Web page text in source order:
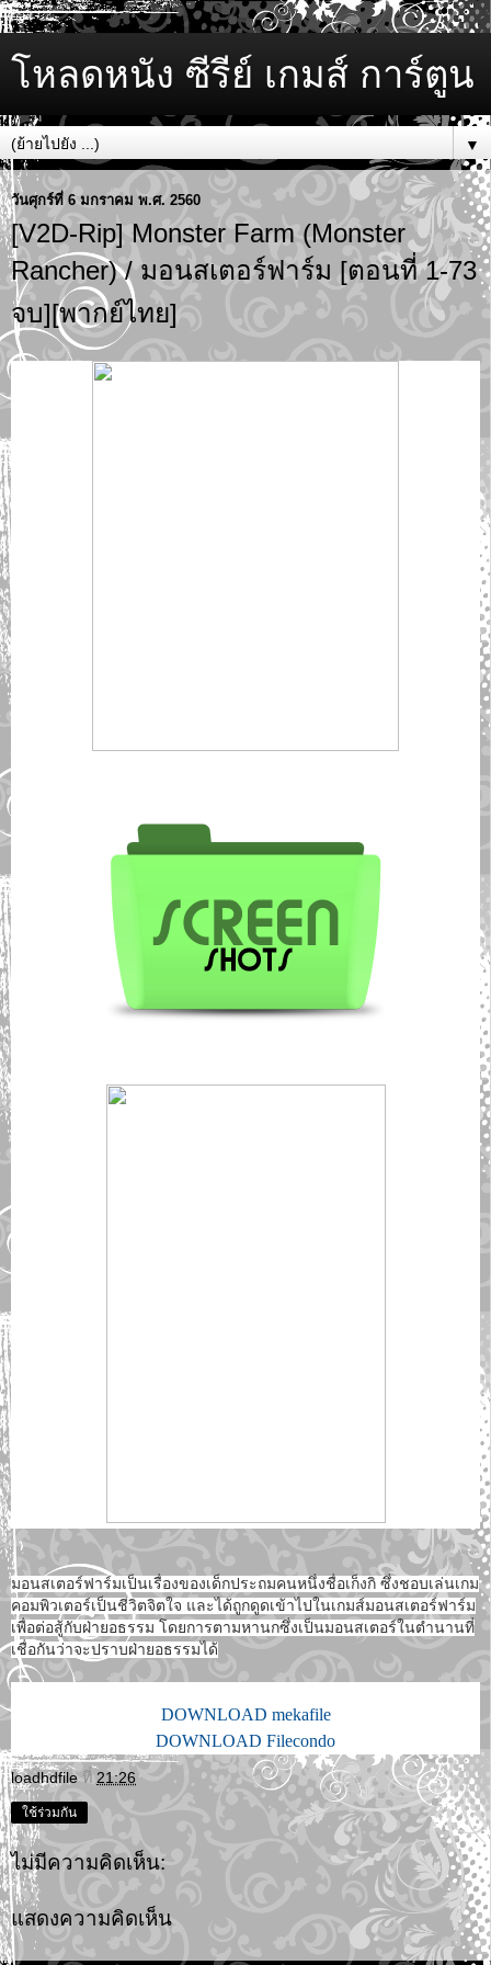
โหลดหนัง ซีรีย์ เกมส์ การ์ตูน
▼
วันศุกร์ที่ 6 มกราคม พ.ศ. 2560
[V2D-Rip] Monster Farm (Monster
Rancher) / มอนสเตอร์ฟาร์ม [ตอนที่ 1-73
จบ][พากย์ไทย]
มอนสเตอร์ฟาร์มเป็นเรื่องของเด็กประถมคนหนึ่งชื่อเก็งกิ ซึ่งชอบเล่นเกม
คอมพิวเตอร์เป็นชีวิตจิตใจ และได้ถูกดูดเข้าไปในเกมส์มอนสเตอร์ฟาร์ม
เพื่อต่อสู้กับฝ่ายอธรรม โดยการตามหานกซึ่งเป็นมอนสเตอร์ในตำนานที่
เชื่อกันว่าจะปราบฝ่ายอธรรมได้
DOWNLOAD mekafile
DOWNLOAD Filecondo
loadhdfile ที่ 21:26
ใช้ร่วมกัน
ไม่มีความคิดเห็น:
แสดงความคิดเห็น